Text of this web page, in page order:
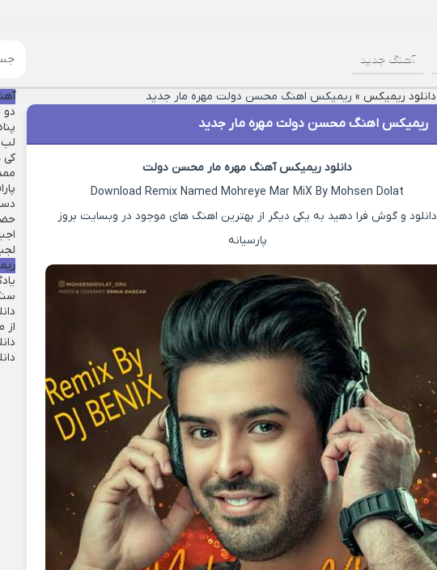
آهنگ جدید
دانلود ریمیکس » ریمیکس اهنگ محسن دولت مهره مار جدید
ریمیکس اهنگ محسن دولت مهره مار جدید
دانلود ریمیکس آهنگ مهره مار محسن دولت
Download Remix Named Mohreye Mar MiX By Mohsen Dolat
دانلود و گوش فرا دهید به یکی دیگر از بهترین اهنگ های موجود در وبسایت بروز
پارسیانه
دو
کی
از